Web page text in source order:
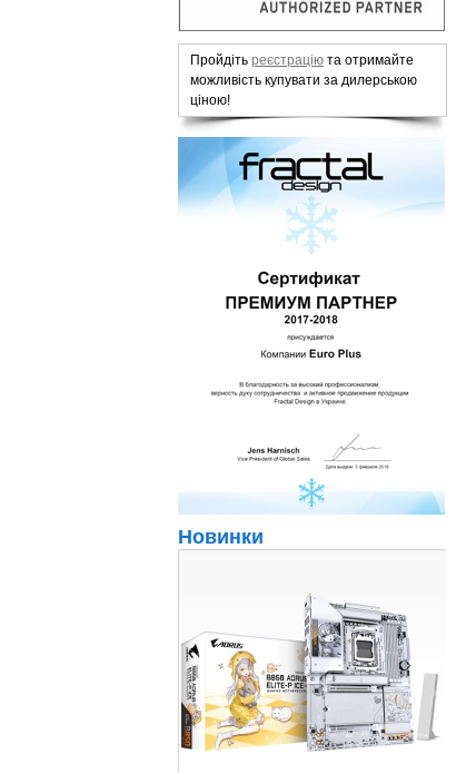
Пройдіть реєстрацію та отримайте
можливість купувати за дилерською
ціною!
Новинки